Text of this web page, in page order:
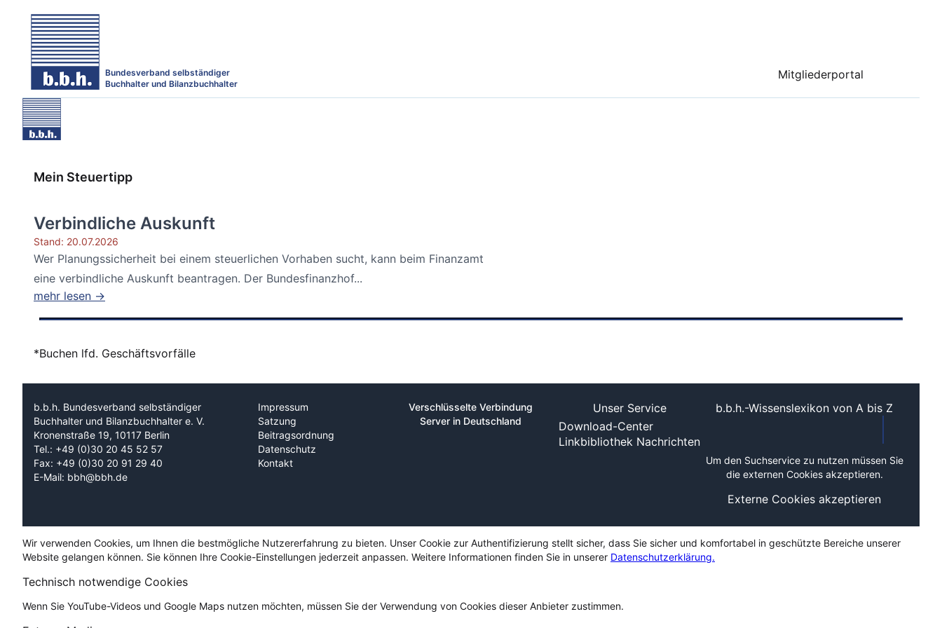
Bundesverband selbständiger
Buchhalter und Bilanzbuchhalter
Mitgliederportal
Mein Steuertipp
Verbindliche Auskunft
Stand: 20.07.2026
Wer Planungssicherheit bei einem steuerlichen Vorhaben sucht, kann beim Finanzamt
eine verbindliche Auskunft beantragen. Der Bundesfinanzhof...
mehr lesen →
*Buchen lfd. Geschäftsvorfälle
b.b.h. Bundesverband selbständiger
Buchhalter und Bilanzbuchhalter e. V.
Kronenstraße 19, 10117 Berlin
Tel.: +49 (0)30 20 45 52 57
Fax: +49 (0)30 20 91 29 40
E-Mail: bbh@bbh.de
Impressum
Satzung
Beitragsordnung
Datenschutz
Kontakt
Verschlüsselte Verbindung
Server in Deutschland
Unser Service
Download-Center
Linkbibliothek Nachrichten
b.b.h.-Wissenslexikon von A bis Z
Um den Suchservice zu nutzen müssen Sie
die externen Cookies akzeptieren.
Externe Cookies akzeptieren
Wir verwenden Cookies, um Ihnen die bestmögliche Nutzererfahrung zu bieten. Unser Cookie zur Authentifizierung stellt sicher, dass Sie sicher und komfortabel in geschützte Bereiche unserer
Website gelangen können. Sie können Ihre Cookie-Einstellungen jederzeit anpassen. Weitere Informationen finden Sie in unserer Datenschutzerklärung.
Technisch notwendige Cookies
Wenn Sie YouTube-Videos und Google Maps nutzen möchten, müssen Sie der Verwendung von Cookies dieser Anbieter zustimmen.